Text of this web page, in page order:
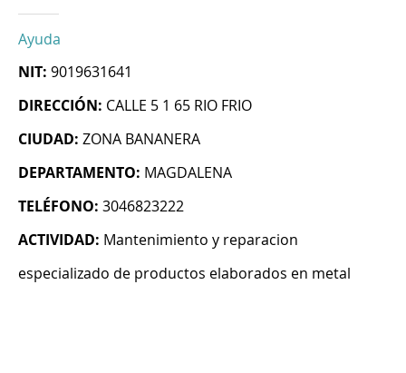
Ayuda
NIT: 9019631641
DIRECCIÓN: CALLE 5 1 65 RIO FRIO
CIUDAD: ZONA BANANERA
DEPARTAMENTO: MAGDALENA
TELÉFONO: 3046823222
ACTIVIDAD: Mantenimiento y reparacion
especializado de productos elaborados en metal